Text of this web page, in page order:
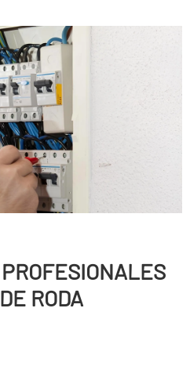
RODA